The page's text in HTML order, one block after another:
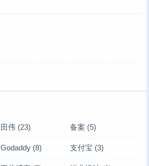
田伟(23) 备案 (5)
Godaddy(8) 支付宝 (3)